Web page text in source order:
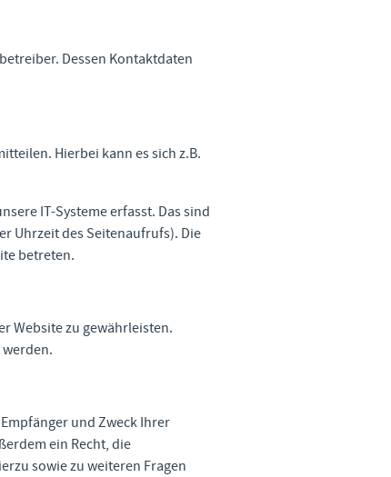
Dessen Kontaktdaten
Hierbei kann es sich z.B.
IT-Systeme erfasst. Das sind
Uhrzeit des Seitenaufrufs). Die
betreten.
Website zu gewährleisten.
und Zweck Ihrer
ein Recht, die
sowie zu weiteren Fragen